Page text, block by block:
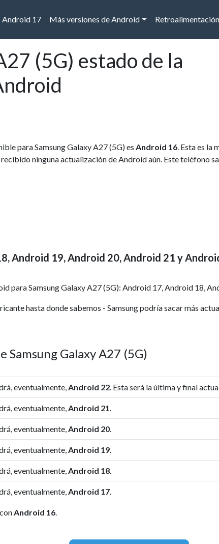
Android 17 Más versiones de Android Retroalimentación
(5G) estado de la
para Samsung Galaxy A27 (5G) es Android 16. Esta es la
ninguna actualización de Android aún. Este teléfono
Android 19, Android 20, Android 21 y
para Samsung Galaxy A27 (5G): Android 17, Android 18,
hasta donde sabemos - Samsung podría sacar más
Samsung Galaxy A27 (5G)
eventualmente,Android 22. Esta será la última y final
eventualmente,Android 21.
eventualmente,Android 20.
eventualmente,Android 19.
eventualmente,Android 18.
eventualmente,Android 17.
Android 16.